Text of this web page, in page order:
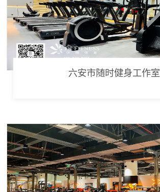
六安市随时健身工作室